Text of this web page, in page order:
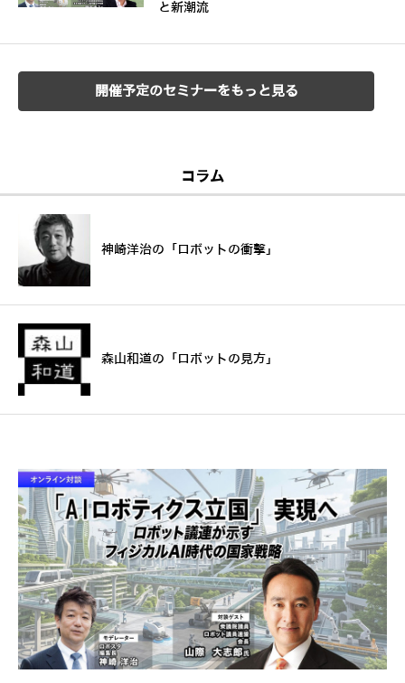
と新潮流
開催予定のセミナーをもっと見る
コラム
神崎洋治の「ロボットの衝撃」
森山和道の「ロボットの見方」